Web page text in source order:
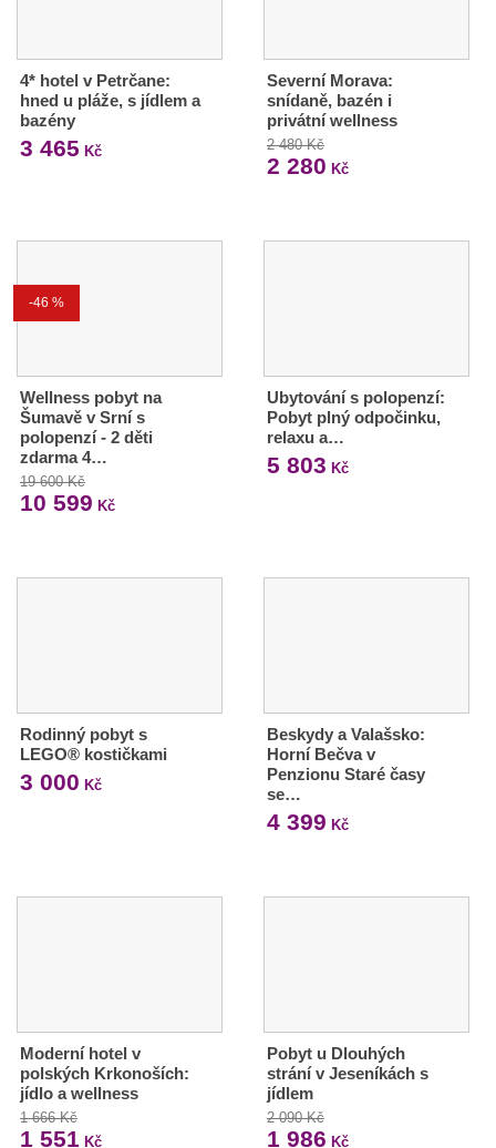
4* hotel v Petrčane:
hned u pláže, s jídlem a
bazény
3 465 Kč
Severní Morava:
snídaně, bazén i
privátní wellness
2 480 Kč
2 280 Kč
-46 %
Wellness pobyt na
Šumavě v Srní s
polopenzí - 2 děti
zdarma 4…
19 600 Kč
10 599 Kč
Ubytování s polopenzí:
Pobyt plný odpočinku,
relaxu a…
5 803 Kč
Rodinný pobyt s
LEGO® kostičkami
3 000 Kč
Beskydy a Valašsko:
Horní Bečva v
Penzionu Staré časy
se…
4 399 Kč
Moderní hotel v
polských Krkonoších:
jídlo a wellness
1 666 Kč
1 551 Kč
Pobyt u Dlouhých
strání v Jeseníkách s
jídlem
2 090 Kč
1 986 Kč